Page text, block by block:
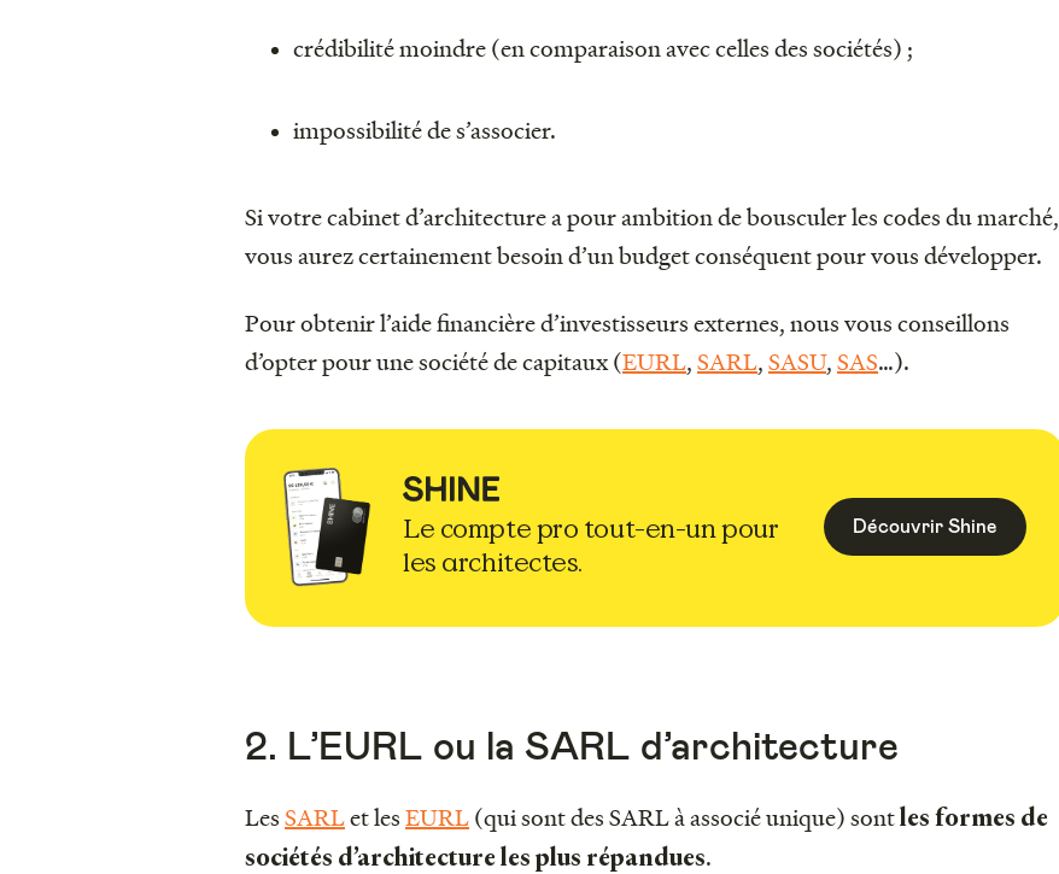
crédibilité moindre (en comparaison avec celles des sociétés) ;
impossibilité de s’associer.
Si votre cabinet d’architecture a pour ambition de bousculer les codes du marché,
vous aurez certainement besoin d’un budget conséquent pour vous développer.
Pour obtenir l’aide financière d’investisseurs externes, nous vous conseillons
d’opter pour une société de capitaux (EURL,SARL,SASU,SAS…).
Le compte pro tout-en-un pour
les architectes.
Découvrir Shine
2. L’EURL ou la SARL d’architecture
LesSARLet lesEURL(qui sont des SARL à associé unique) sontles formes de
sociétés d’architecture les plus répandues.